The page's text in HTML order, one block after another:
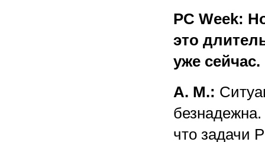
PC Week:
это
уже сейчас.
А. М.:
что задачи